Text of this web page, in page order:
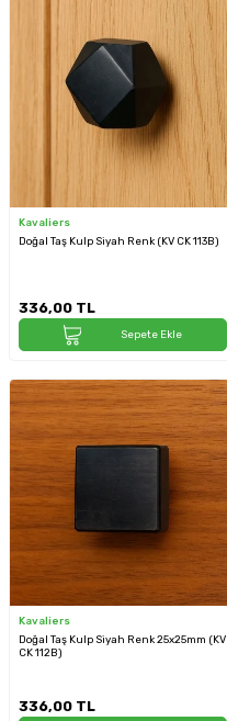
Kavaliers
Doğal Taş Kulp Siyah Renk (KV CK 113B)
336,00 TL
Sepete Ekle
Kavaliers
Doğal Taş Kulp Siyah Renk 25x25mm (KV
CK 112B)
336,00 TL